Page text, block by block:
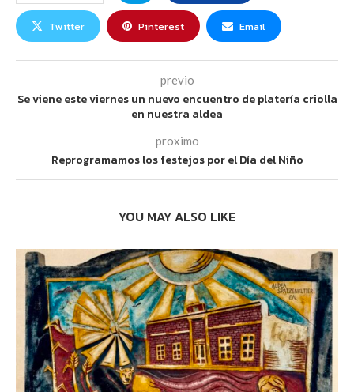
Twitter Pinterest Email
previo
Se viene este viernes un nuevo encuentro de platería criolla
en nuestra aldea
proximo
Reprogramamos los festejos por el Día del Niño
YOU MAY ALSO LIKE